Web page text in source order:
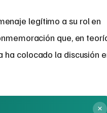
legítimo a su rol en
que, en
ha colocado la discusión